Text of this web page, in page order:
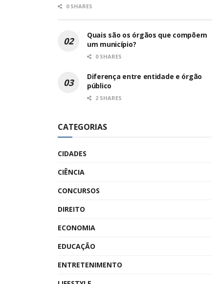
0 SHARES
Quais são os órgãos que compõem
um município?
0 SHARES
Diferença entre entidade e órgão
público
2 SHARES
CATEGORIAS
CIDADES
CIÊNCIA
CONCURSOS
DIREITO
ECONOMIA
EDUCAÇÃO
ENTRETENIMENTO